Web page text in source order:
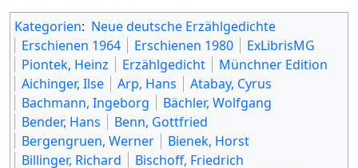
Kategorien: Neue deutsche Erzählgedichte
Erschienen 1964
Erschienen 1980
ExLibrisMG
Piontek, Heinz
Erzählgedicht
Münchner Edition
Aichinger, Ilse
Arp, Hans
Atabay, Cyrus
Bachmann, Ingeborg
Bächler, Wolfgang
Bender, Hans
Benn, Gottfried
Bergengruen, Werner
Bienek, Horst
Billinger, Richard
Bischoff, Friedrich